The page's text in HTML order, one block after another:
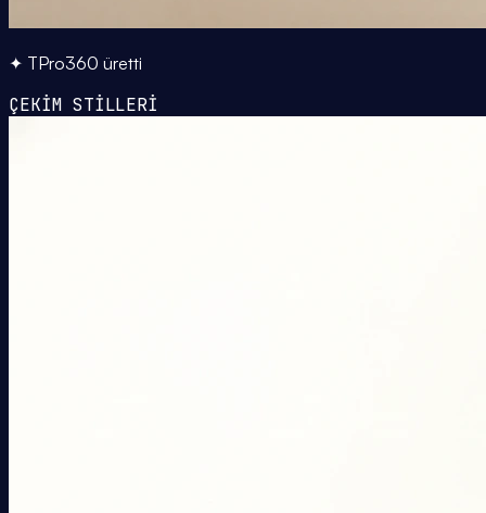
✦ TPro360 üretti
ÇEKİM STİLLERİ